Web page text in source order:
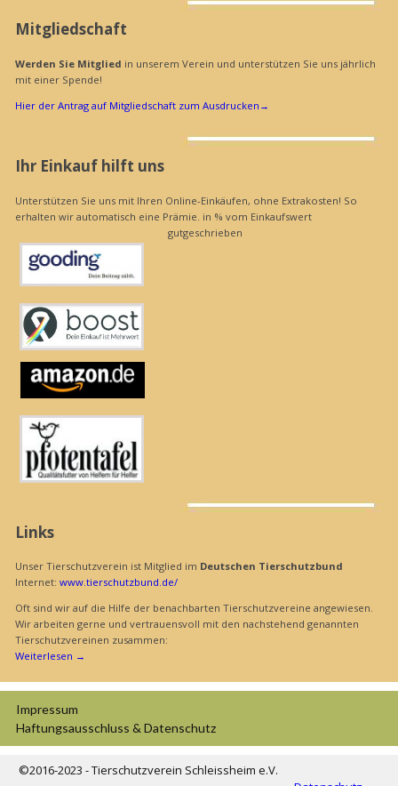
Mitgliedschaft
Werden Sie Mitglied in unserem Verein und unterstützen Sie uns jährlich
mit einer Spende!
Hier der Antrag auf Mitgliedschaft zum Ausdrucken →
Ihr Einkauf hilft uns
Unterstützen Sie uns mit Ihren Online-Einkäufen, ohne Extrakosten! So
erhalten wir automatisch eine Prämie. in % vom Einkaufswert
gutgeschrieben
Links
Unser Tierschutzverein ist Mitglied im Deutschen Tierschutzbund
Internet: www.tierschutzbund.de/
Oft sind wir auf die Hilfe der benachbarten Tierschutzvereine angewiesen.
Wir arbeiten gerne und vertrauensvoll mit den nachstehend genannten
Tierschutzvereinen zusammen:
Weiterlesen →
Impressum
Haftungs­ausschluss & Datenschutz
©2016-2023 - Tierschutzverein Schleissheim e.V.